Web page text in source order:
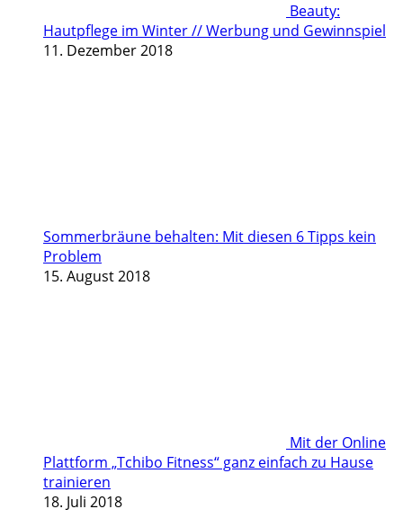
Beauty:
Hautpflege im Winter // Werbung und Gewinnspiel
11. Dezember 2018
Sommerbräune behalten: Mit diesen 6 Tipps kein
Problem
15. August 2018
Mit der Online
Plattform „Tchibo Fitness“ ganz einfach zu Hause
trainieren
18. Juli 2018